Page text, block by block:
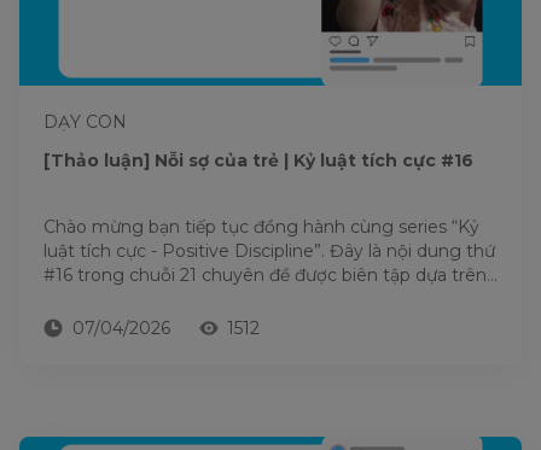
DẠY CON
[Thảo luận] Nỗi sợ của trẻ | Kỷ luật tích cực #16
Chào mừng bạn tiếp tục đồng hành cùng series “Kỷ
luật tích cực - Positive Discipline”. Đây là nội dung thứ
#16 trong chuỗi 21 chuyên đề được biên tập dựa trên
07/04/2026
1512